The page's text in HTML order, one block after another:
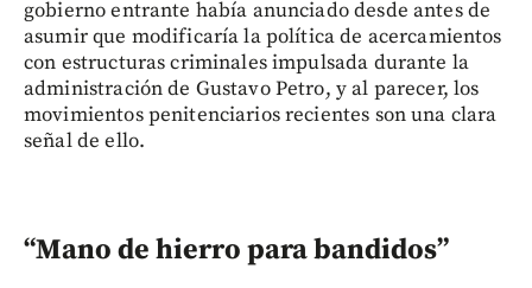
gobierno entrante había anunciado desde antes de
asumir que modificaría la política de acercamientos
con estructuras criminales impulsada durante la
administración de Gustavo Petro, y al parecer, los
movimientos penitenciarios recientes son una clara
señal de ello.
“Mano de hierro para bandidos”